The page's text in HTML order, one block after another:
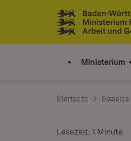
Zum Inhalt springen
Link zur Startseite
Ministerium
Startseite Soziales
Lesezeit: 1 Minute